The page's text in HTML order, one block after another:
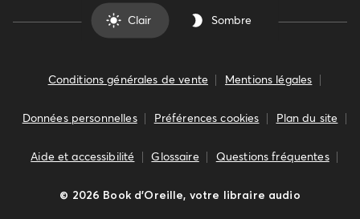
Clair Sombre
Conditions générales de vente Mentions légales
Données personnelles Préférences cookies Plan du site
Aide et accessibilité Glossaire Questions fréquentes
© 2026 Book d’Oreille, votre libraire audio